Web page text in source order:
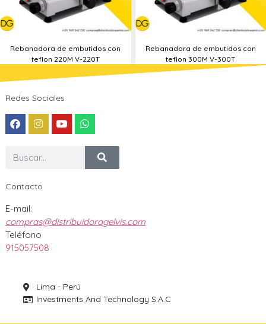
Rebanadora de embutidos con
teflon 220M V-220T
Rebanadora de embutidos con
teflon 300M V-300T
Redes Sociales
Contacto
E-mail:
compras@distribuidoragelvis.com
Teléfono
915057508
Lima - Perú
Investments And Technology S.A.C